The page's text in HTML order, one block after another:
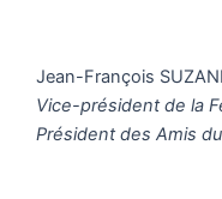
Jean-François
Vice-président de la
Président des Amis